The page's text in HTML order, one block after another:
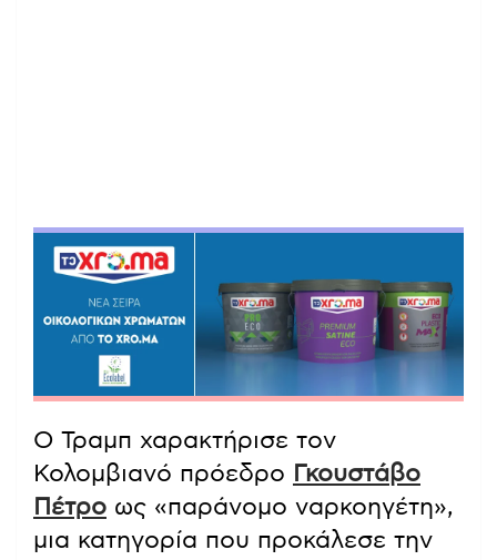
Ο Τραμπ χαρακτήρισε τον
Κολομβιανό πρόεδρο Γκουστάβο
Πέτρο ως «παράνομο ναρκοηγέτη»,
μια κατηγορία που προκάλεσε την